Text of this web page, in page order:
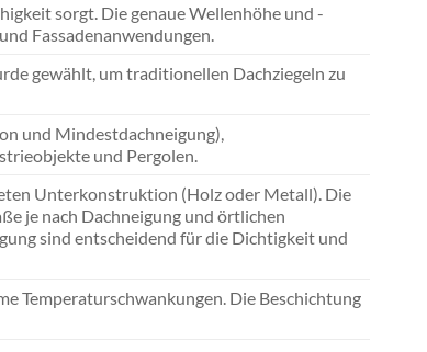
sorgt. Die genaue Wellenhöhe und -
Fassadenanwendungen.
gewählt, um traditionellen Dachziegeln zu
und Mindestdachneigung),
und Pergolen.
Unterkonstruktion (Holz oder Metall). Die
je nach Dachneigung und örtlichen
sind entscheidend für die Dichtigkeit und
Temperaturschwankungen. Die Beschichtung